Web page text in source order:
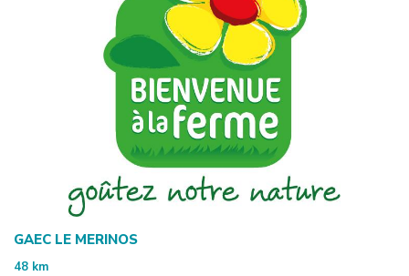
GAEC LE MERINOS
48 km